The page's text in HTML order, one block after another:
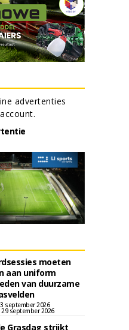
advertenties
moeten
aan uniform
van duurzame
september 2026
september 2026
Grasdag strijkt